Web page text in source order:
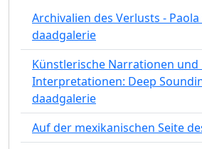
Archivalien des Verlusts -
daadgalerie
Künstlerische Narrationen und
Interpretationen: Deep
daadgalerie
Auf der mexikanischen Seite